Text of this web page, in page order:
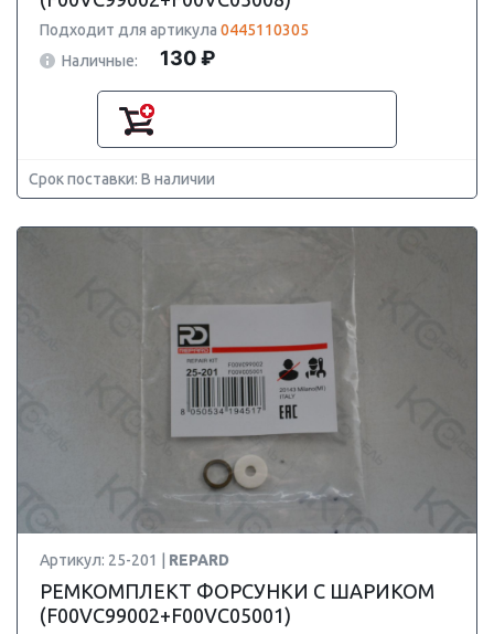
Подходит для артикула 0445110305
Наличные:
130 ₽
Срок поставки: В наличии
Артикул: 25-201 | REPARD
РЕМКОМПЛЕКТ ФОРСУНКИ С ШАРИКОМ
(F00VC99002+F00VC05001)